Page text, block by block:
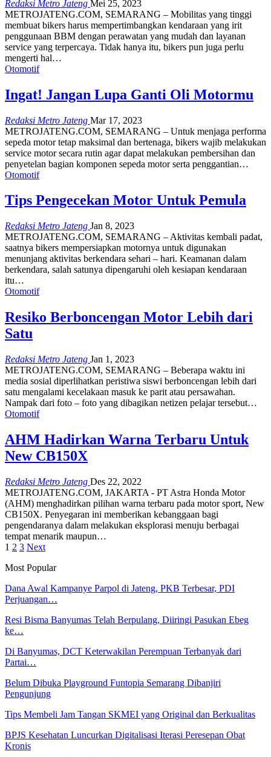
Redaksi Metro Jateng Mei 25, 2023
METROJATENG.COM, SEMARANG – Mobilitas yang tinggi
membuat bikers harus mempertimbangkan kendaraan yang irit
penggunaan BBM dengan perawatan yang mudah dan layanan
service yang terpercaya. Tidak hanya itu, bikers pun juga perlu
mengerti hal…
Otomotif
Ingat! Jangan Lupa Ganti Oli Motormu
Redaksi Metro Jateng Mar 17, 2023
METROJATENG.COM, SEMARANG – Untuk menjaga performa
sepeda motor tetap maksimal dan bertenaga, bikers wajib melakukan
service motor secara rutin agar dapat melakukan pembersihan dan
penyetelan bagian komponen sepeda motor serta penggantian…
Otomotif
Tips Pengecekan Motor Untuk Pemula
Redaksi Metro Jateng Jan 8, 2023
METROJATENG.COM, SEMARANG – Aktivitas kembali padat,
saatnya bikers mempersiapkan motornya untuk digunakan
menunjang aktivitas berkendara sehari – hari. Keamanan dalam
berkendara, salah satunya dipengaruhi oleh kesiapan kendaraan
itu…
Otomotif
Resiko Berboncengan Motor Lebih dari
Satu
Redaksi Metro Jateng Jan 1, 2023
METROJATENG.COM, SEMARANG – Beberapa waktu ini
media sosial diperlihatkan peristiwa siswi berboncengan lebih dari
satu mengalami kecelakaan masuk ke parit atau persawahan.
Nampak dari foto – foto yang dibagikan netizen pelajar tersebut…
Otomotif
AHM Hadirkan Warna Terbaru Untuk
New CB150X
Redaksi Metro Jateng Des 22, 2022
METROJATENG.COM, JAKARTA - PT Astra Honda Motor
(AHM) menghadirkan pilihan warna terbaru pada motor sport, New
CB150X. Penyegaran ini memberikan kebanggaan bagi
pengendaranya dalam melakukan eksplorasi menuju berbagai
tempat menarik maupun…
1 2 3 Next
Most Popular
Dana Awal Kampanye Parpol di Jateng, PKB Terbesar, PDI
Perjuangan…
Resi Bisma Banyumas Telah Berpulang, Diiringi Pasukan Ebeg
ke…
Di Banyumas, DCT Keterwakilan Perempuan Terbanyak dari
Partai…
Belum Dibuka Playground Funtopia Semarang Dibanjiri
Pengunjung
Tips Membeli Jam Tangan SKMEI yang Original dan Berkualitas
BPJS Kesehatan Luncurkan Digitalisasi Iterasi Peresepan Obat
Kronis